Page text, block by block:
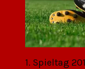
1. Spieltag